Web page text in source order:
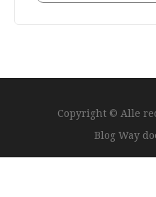
Copyright © Alle
Blog Way